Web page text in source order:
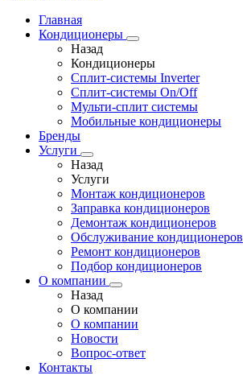
Главная
Кондиционеры
Назад
Кондиционеры
Сплит-системы Inverter
Сплит-системы On/Off
Мульти-сплит системы
Мобильные кондиционеры
Бренды
Услуги
Назад
Услуги
Монтаж кондиционеров
Заправка кондиционеров
Демонтаж кондиционеров
Обслуживание кондиционеров
Ремонт кондиционеров
Подбор кондиционеров
О компании
Назад
О компании
О компании
Новости
Вопрос-ответ
Контакты